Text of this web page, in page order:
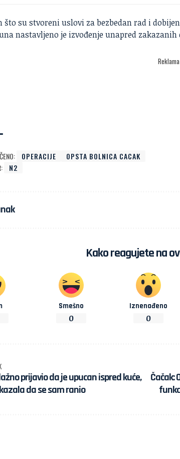
što su stvoreni uslovi za bezbedan rad i
nastavljeno je izvođenje unapred
Reklama
OPERACIJE
OPSTA BOLNICA CACAK
N2
Kako reagujete na
Smešno
0
Iznenađeno
0
prijavio da je upucan ispred kuće,
da se sam ranio
Čačak: